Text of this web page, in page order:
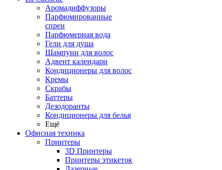
Аромадиффузоры
Парфюмированные
спреи
Парфюмерная вода
Гели для душа
Шампуни для волос
Адвент календари
Кондиционеры для волос
Кремы
Скрабы
Баттеры
Дезодоранты
Кондиционеры для белья
Ещё
Офисная техника
Принтеры
3D Принтеры
Принтеры этикеток